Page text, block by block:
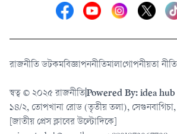
রাজনীতি ডটকমবিজ্ঞাপননীতিমালাগোপনীয়তা নীতি
স্বত্ব © ২০২৫ রাজনীতিPowered By: idea hub
১৪/২, তোপখানা রোড (তৃতীয় তলা),
[জাতীয় প্রেস ক্লাবের উল্টোদিকে]